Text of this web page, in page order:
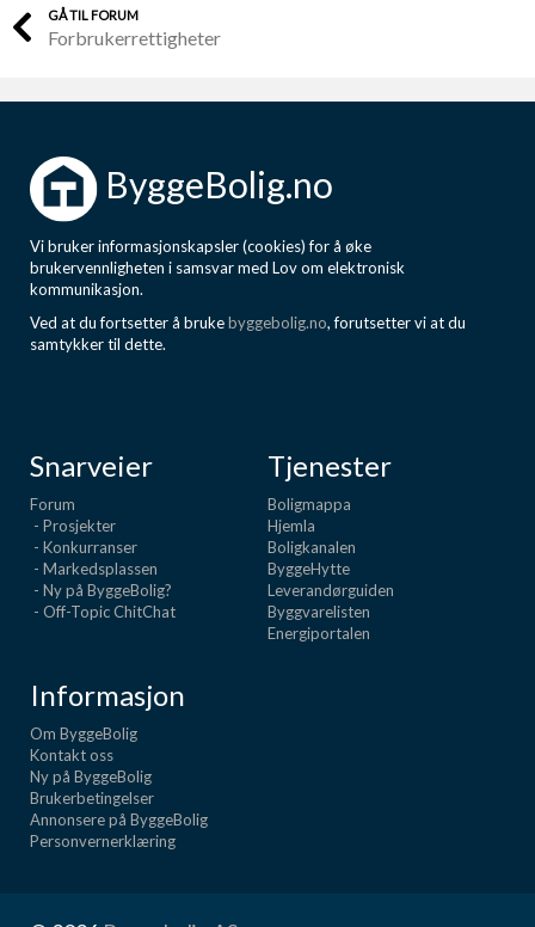
GÅ TIL FORUM
Forbrukerrettigheter
ByggeBolig.no
Vi bruker informasjonskapsler (cookies) for å øke
brukervennligheten i samsvar med Lov om elektronisk
kommunikasjon.
Ved at du fortsetter å brukebyggebolig.no, forutsetter vi at du
samtykker til dette.
Snarveier
Forum
- Prosjekter
- Konkurranser
- Markedsplassen
- Ny på ByggeBolig?
- Off-Topic ChitChat
Tjenester
Boligmappa
Hjemla
Boligkanalen
ByggeHytte
Leverandørguiden
Byggvarelisten
Energiportalen
Informasjon
Om ByggeBolig
Kontakt oss
Ny på ByggeBolig
Brukerbetingelser
Annonsere på ByggeBolig
Personvernerklæring